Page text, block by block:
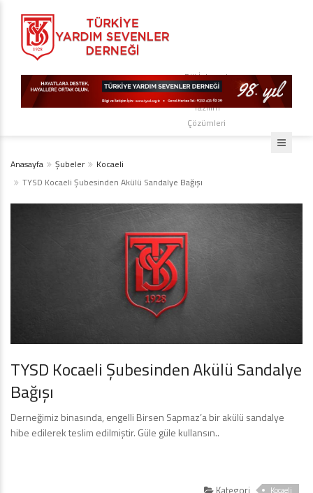
Anasayfa Şubeler
Kocaeli
TYSD Kocaeli Şubesinden Akülü Sandalye Bağışı
TYSD Kocaeli Şubesinden Akülü Sandalye
Bağışı
Derneğimiz binasında, engelli Birsen Sapmaz’a bir akülü sandalye
hibe edilerek teslim edilmiştir. Güle güle kullansın..
Kocaeli
Diji İnternet
Teknoloji ve
Yazılım
Çözümleri